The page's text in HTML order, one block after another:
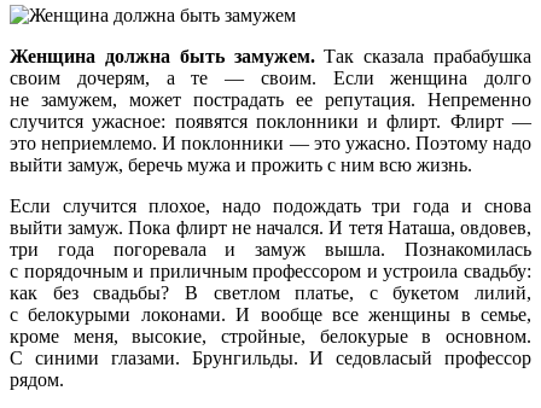
Женщина должна быть замужем.Так сказала прабабушка
своим дочерям, а те — своим. Если женщина долго
не замужем, может пострадать ее репутация. Непременно
случится ужасное: появятся поклонники и флирт. Флирт —
это неприемлемо. И поклонники — это ужасно. Поэтому надо
выйти замуж, беречь мужа и прожить с ним всю жизнь.
Если случится плохое, надо подождать три года и снова
выйти замуж. Пока флирт не начался. И тетя Наташа, овдовев,
три года погоревала и замуж вышла. Познакомилась
с порядочным и приличным профессором и устроила свадьбу:
как без свадьбы? В светлом платье, с букетом лилий,
с белокурыми локонами. И вообще все женщины в семье,
кроме меня, высокие, стройные, белокурые в основном.
С синими глазами. Брунгильды. И седовласый профессор
рядом.